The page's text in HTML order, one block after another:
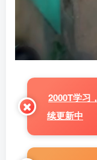
2000T学习
续更新中